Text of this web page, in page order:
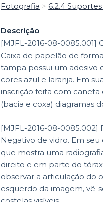
Fotografia > 6.2.4
Descrição
[MJFL-2016-08-0085.001]
Caixa de papelão de
tampa possui um adesivo
cores azul e laranja. Em
inscrição feita com
(bacia e coxa) diagramas
[MJFL-2016-08-0085.002]
Negativo de vidro. Em
que mostra uma
direito e em parte do
observar a articulação do
esquerdo da imagem, vê-